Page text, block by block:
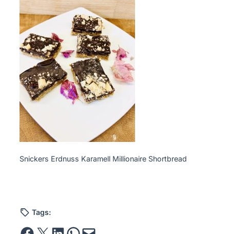
Snickers Erdnuss Karamell Millionaire Shortbread
Tags: